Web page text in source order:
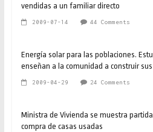
vendidas a un familiar directo
2009-07-14 44 Comments
Energía solar para las poblaciones.
enseñan a la comunidad a construir
2009-04-29 24 Comments
Ministra de Vivienda se muestra
compra de casas usadas